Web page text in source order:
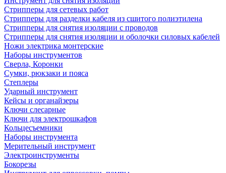
Стрипперы для сетевых работ
Стрипперы для разделки кабеля из сшитого полиэтилена
Cтрипперы для снятия изоляции с проводов
Стрипперы для снятия изоляции и оболочки силовых кабелей
Ножи электрика монтерские
Наборы инструментов
Сверла, Коронки
Сумки, рюкзаки и пояса
Степлеры
Ударный инструмент
Кейсы и органайзеры
Ключи слесарные
Ключи для электрошкафов
Кольцесъемники
Наборы инструмента
Мерительный инструмент
Электроинструменты
Бокорезы